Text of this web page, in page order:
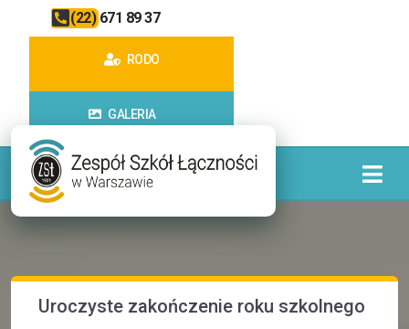
(22) 671 89 37
RODO
GALERIA
Uroczyste zakończenie roku szkolnego klas